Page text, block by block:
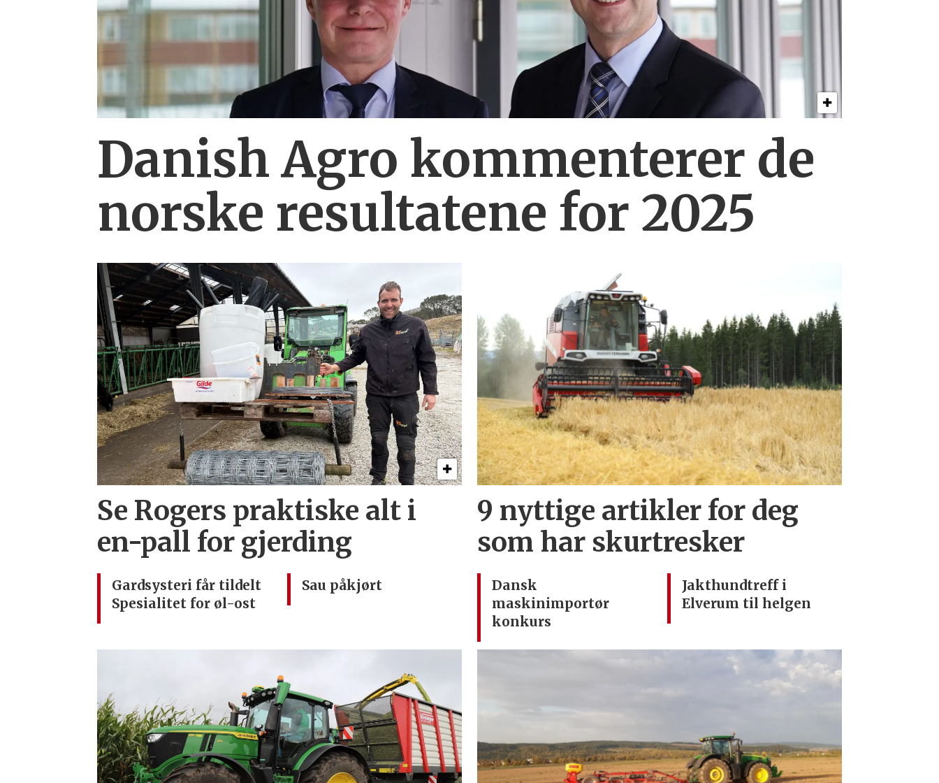
Danish Agro kommenterer de
norske resultatene for 2025
Se Rogers praktiske alt i
en-pall for gjerding
9 nyttige artikler for deg
som har skurtresker
Gardsysteri får tildelt
Spesialitet for øl-ost
Sau påkjørt
Dansk
maskinimportør
konkurs
Jakthundtreff i
Elverum til helgen